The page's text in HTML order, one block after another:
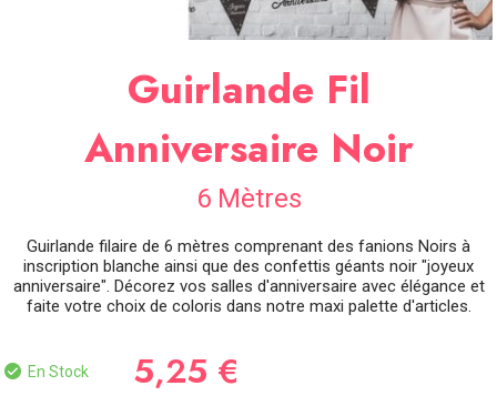
Guirlande Fil
Anniversaire Noir
6 Mètres
Guirlande filaire de 6 mètres comprenant des fanions Noirs à
inscription blanche ainsi que des confettis géants noir "joyeux
anniversaire". Décorez vos salles d'anniversaire avec élégance et
faite votre choix de coloris dans notre maxi palette d'articles.
En Stock 5,25 €